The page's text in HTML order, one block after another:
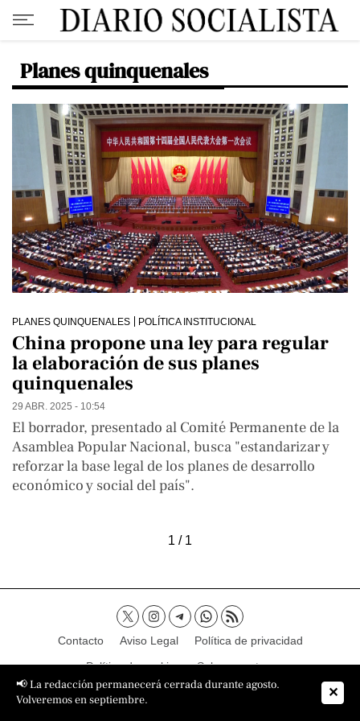
Planes quinquenales
PLANES QUINQUENALES POLÍTICA INSTITUCIONAL
China propone una ley para regular
la elaboración de sus planes
quinquenales
29 ABR. 2025 - 10:54
El borrador, presentado al Comité Permanente de la
Asamblea Popular Nacional, busca "estandarizar y
reforzar la base legal de los planes de desarrollo
económico y social del país".
1 / 1
Contacto Aviso Legal
Política de privacidad
Política de cookies
Sobre nosotros
📢 La redacción permanecerá cerrada durante agosto.
Volveremos en septiembre.
✕